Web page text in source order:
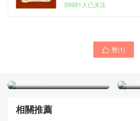
39981人已关注
 赞(1)
2018秋冬新款 香奈兒chanel
香奈
山羊
相關推薦